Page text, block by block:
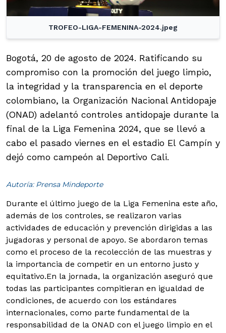
TROFEO-LIGA-FEMENINA-2024.jpeg
Bogotá, 20 de agosto de 2024. Ratificando su
compromiso con la promoción del juego limpio,
la integridad y la transparencia en el deporte
colombiano, la Organización Nacional Antidopaje
(ONAD) adelantó controles antidopaje durante la
final de la Liga Femenina 2024, que se llevó a
cabo el pasado viernes en el estadio El Campín y
dejó como campeón al Deportivo Cali.
Autoría: Prensa Mindeporte
Durante el último juego de la Liga Femenina este año,
además de los controles, se realizaron varias
actividades de educación y prevención dirigidas a las
jugadoras y personal de apoyo. Se abordaron temas
como el proceso de la recolección de las muestras y
la importancia de competir en un entorno justo y
equitativo.En la jornada, la organización aseguró que
todas las participantes compitieran en igualdad de
condiciones, de acuerdo con los estándares
internacionales, como parte fundamental de la
responsabilidad de la ONAD con el juego limpio en el